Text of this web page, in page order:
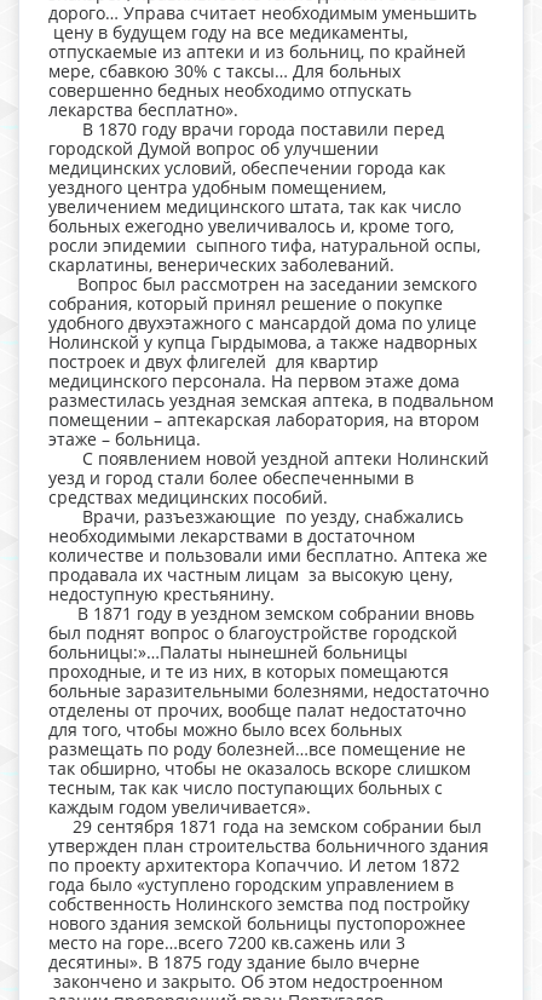
дорого… Управа считает необходимым уменьшить
цену в будущем году на все медикаменты,
отпускаемые из аптеки и из больниц, по крайней
мере, сбавкою 30% с таксы… Для больных
совершенно бедных необходимо отпускать
лекарства бесплатно».
В 1870 году врачи города поставили перед
городской Думой вопрос об улучшении
медицинских условий, обеспечении города как
уездного центра удобным помещением,
увеличением медицинского штата, так как число
больных ежегодно увеличивалось и, кроме того,
росли эпидемии сыпного тифа, натуральной оспы,
скарлатины, венерических заболеваний.
Вопрос был рассмотрен на заседании земского
собрания, который принял решение о покупке
удобного двухэтажного с мансардой дома по улице
Нолинской у купца Гырдымова, а также надворных
построек и двух флигелей для квартир
медицинского персонала. На первом этаже дома
разместилась уездная земская аптека, в подвальном
помещении – аптекарская лаборатория, на втором
этаже – больница.
С появлением новой уездной аптеки Нолинский
уезд и город стали более обеспеченными в
средствах медицинских пособий.
Врачи, разъезжающие по уезду, снабжались
необходимыми лекарствами в достаточном
количестве и пользовали ими бесплатно. Аптека же
продавала их частным лицам за высокую цену,
недоступную крестьянину.
В 1871 году в уездном земском собрании вновь
был поднят вопрос о благоустройстве городской
больницы:»…Палаты нынешней больницы
проходные, и те из них, в которых помещаются
больные заразительными болезнями, недостаточно
отделены от прочих, вообще палат недостаточно
для того, чтобы можно было всех больных
размещать по роду болезней…все помещение не
так обширно, чтобы не оказалось вскоре слишком
тесным, так как число поступающих больных с
каждым годом увеличивается».
29 сентября 1871 года на земском собрании был
утвержден план строительства больничного здания
по проекту архитектора Копаччио. И летом 1872
года было «уступлено городским управлением в
собственность Нолинского земства под постройку
нового здания земской больницы пустопорожнее
место на горе…всего 7200 кв.сажень или 3
десятины». В 1875 году здание было вчерне
закончено и закрыто. Об этом недостроенном